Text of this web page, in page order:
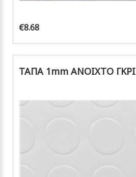
€8.68
ΤΑΠΑ 1mm ΑΝΟΙΧΤΟ ΓΚΡΙ